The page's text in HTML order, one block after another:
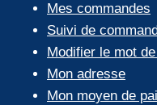
Mes commandes
Suivi de
Modifier le mot
Mon adresse
Mon moyen de